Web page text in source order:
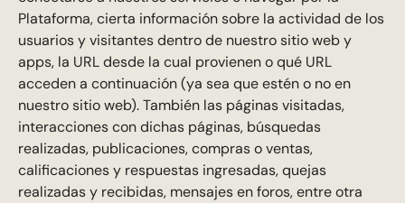
Plataforma, cierta información sobre la actividad de los
usuarios y visitantes dentro de nuestro sitio web y
apps, la URL desde la cual provienen o qué URL
acceden a continuación (ya sea que estén o no en
nuestro sitio web). También las páginas visitadas,
interacciones con dichas páginas, búsquedas
realizadas, publicaciones, compras o ventas,
calificaciones y respuestas ingresadas, quejas
realizadas y recibidas, mensajes en foros, entre otra